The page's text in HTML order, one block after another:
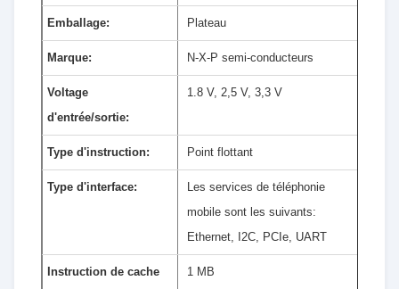
Emballage: Plateau
Marque: N-X-P semi-conducteurs
Voltage
d'entrée/sortie:
1.8 V, 2,5 V, 3,3 V
Type d'instruction: Point flottant
Type d'interface:
Les services de téléphonie
mobile sont les suivants:
Ethernet, I2C, PCIe, UART
Instruction de cache
1 MB